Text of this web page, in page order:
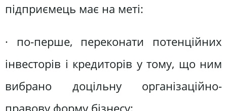
підприємець має на меті:
· по-перше, переконати потенційних
інвесторів і кредиторів у тому, що ним
вибрано доцільну організаційно-